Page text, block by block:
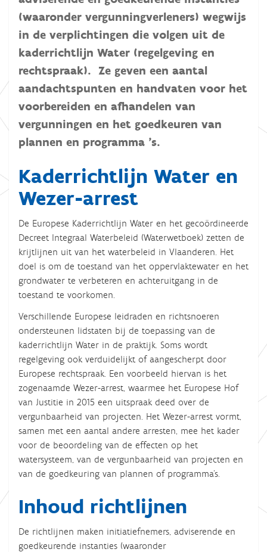
(waaronder vergunningverleners) wegwijs
in de verplichtingen die volgen uit de
kaderrichtlijn Water (regelgeving en
rechtspraak). Ze geven een aantal
aandachtspunten en handvaten voor het
voorbereiden en afhandelen van
vergunningen en het goedkeuren van
plannen en programma ’s.
Kaderrichtlijn Water en
Wezer-arrest
De Europese Kaderrichtlijn Water en het gecoördineerde
Decreet Integraal Waterbeleid (Waterwetboek) zetten de
krijtlijnen uit van het waterbeleid in Vlaanderen. Het
doel is om de toestand van het oppervlaktewater en het
grondwater te verbeteren en achteruitgang in de
toestand te voorkomen.
Verschillende Europese leidraden en richtsnoeren
ondersteunen lidstaten bij de toepassing van de
kaderrichtlijn Water in de praktijk. Soms wordt
regelgeving ook verduidelijkt of aangescherpt door
Europese rechtspraak. Een voorbeeld hiervan is het
zogenaamde Wezer-arrest, waarmee het Europese Hof
van Justitie in 2015 een uitspraak deed over de
vergunbaarheid van projecten. Het Wezer-arrest vormt,
samen met een aantal andere arresten, mee het kader
voor de beoordeling van de effecten op het
watersysteem, van de vergunbaarheid van projecten en
van de goedkeuring van plannen of programma’s.
Inhoud richtlijnen
De richtlijnen maken initiatiefnemers, adviserende en
goedkeurende instanties (waaronder